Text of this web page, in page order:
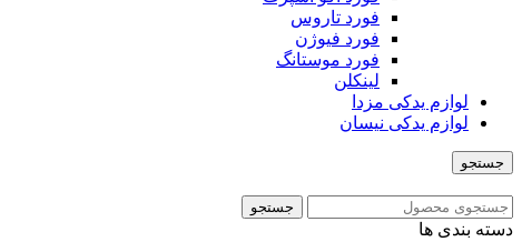
فورد تاروس
فورد فیوژن
فورد موستانگ
لینکلن
لوازم یدکی مزدا
لوازم یدکی نیسان
جستجو
جستجو
دسته بندی ها